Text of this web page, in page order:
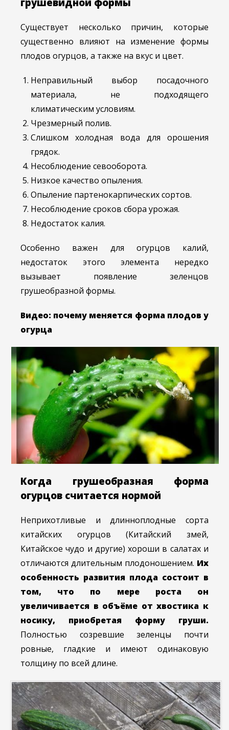
Существует несколько причин, которые
существенно влияют на изменение формы
плодов огурцов, а также на вкус и цвет.
Неправильный выбор посадочного
материала, не подходящего
климатическим условиям.
Чрезмерный полив.
Слишком холодная вода для орошения
грядок.
Несоблюдение севооборота.
Низкое качество опыления.
Опыление партенокарпических сортов.
Несоблюдение сроков сбора урожая.
Недостаток калия.
Особенно важен для огурцов калий,
недостаток этого элемента нередко
вызывает появление зеленцов
грушеобразной формы.
Видео: почему меняется форма плодов у
огурца
Когда грушеобразная форма
огурцов считается нормой
Неприхотливые и длинноплодные сорта
китайских огурцов (Китайский змей,
Китайское чудо и другие) хороши в салатах и
отличаются длительным плодоношением. Их
особенность развития плода состоит в
том, что по мере роста он
увеличивается в объёме от хвостика к
носику, приобретая форму груши.
Полностью созревшие зеленцы почти
ровные, гладкие и имеют одинаковую
толщину по всей длине.